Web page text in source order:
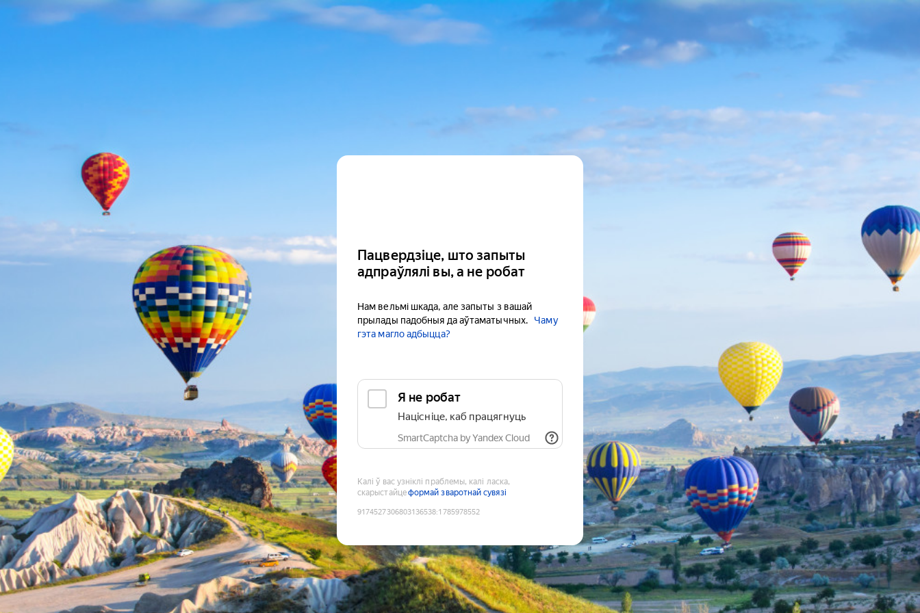
Пацвердзіце, што запыты
адпраўлялі вы, а не робат
Нам вельмі шкада, але запыты з вашай
прылады падобныя да аўтаматычных.
Чаму
гэта магло адбыцца?
Я не робат
Націсніце, каб працягнуць
SmartCaptcha by Yandex Cloud
Калі ў вас узніклі праблемы, калі ласка,
скарыстайцеформай зваротнай сувязі
9174527306803136538:1785978552